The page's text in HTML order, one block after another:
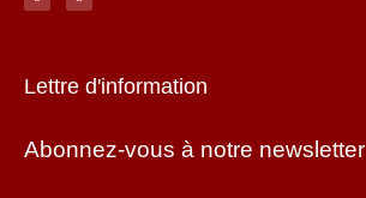
Lettre d'information
Abonnez-vous à notre newsletter